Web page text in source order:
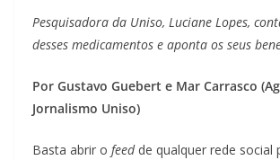
Pesquisadora da Uniso, Luciane Lopes,
desses medicamentos e aponta os seus
Por Gustavo Guebert e Mar Carrasco
Jornalismo Uniso)
Basta abrir o feedde qualquer rede social